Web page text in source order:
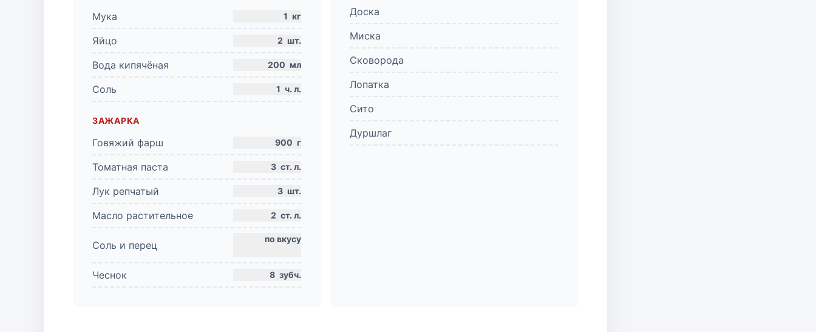
Мука 1 кг
Яйцо 2 шт.
Вода кипячёная 200 мл
Соль 1 ч. л.
ЗАЖАРКА
Говяжий фарш 900 г
Томатная паста 3 ст. л.
Лук репчатый 3 шт.
Масло растительное 2 ст. л.
Соль и перец
Чеснок 8 зубч.
Доска
Миска
Сковорода
Лопатка
Сито
Дуршлаг